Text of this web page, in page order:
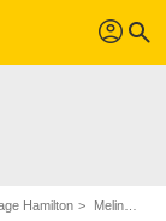
profil search
Hamilton Melinda Page Hamilton : ses Blu-Ray, DVD, VOD, SVOD